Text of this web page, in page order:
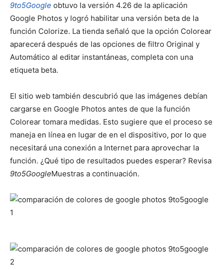
9to5Google obtuvo la versión 4.26 de la aplicación
Google Photos y logró habilitar una versión beta de la
función Colorize. La tienda señaló que la opción Colorear
aparecerá después de las opciones de filtro Original y
Automático al editar instantáneas, completa con una
etiqueta beta.
El sitio web también descubrió que las imágenes debían
cargarse en Google Photos antes de que la función
Colorear tomara medidas. Esto sugiere que el proceso se
maneja en línea en lugar de en el dispositivo, por lo que
necesitará una conexión a Internet para aprovechar la
función. ¿Qué tipo de resultados puedes esperar? Revisa
9to5GoogleMuestras a continuación.